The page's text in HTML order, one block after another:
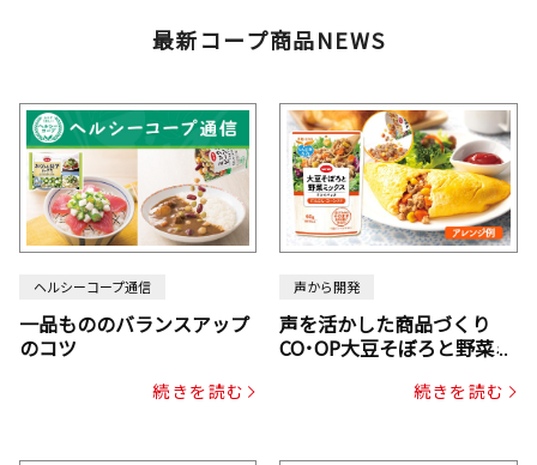
最新コープ商品NEWS
ヘルシーコープ通信
一品もののバランスアップ
のコツ
続きを読む
声から開発
声を活かした商品づくり
CO･OP大豆そぼろと野菜ミ
じん・コーン入り）続きを読む